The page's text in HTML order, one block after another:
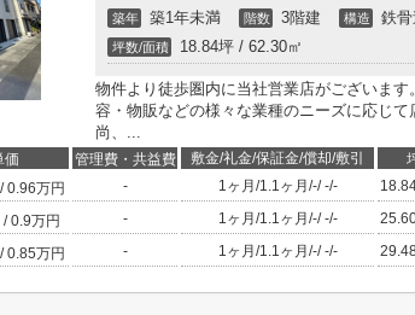
築年 築1年未満 階数 3階建 構造 鉄骨
坪数/面積 18.84坪 / 62.30㎡
物件より徒歩圏内に当社営業店がございま
容・物販などの様々な業種のニーズに応じて
尚、...
価 管理費・共益費 敷金/礼金/保証金/償却/敷引
/0.96万円 - 1ヶ月 /1.1ヶ月 /-/-/-
/0.9万円 - 1ヶ月 /1.1ヶ月 /-/-/-
/0.85万円 - 1ヶ月 /1.1ヶ月 /-/-/-